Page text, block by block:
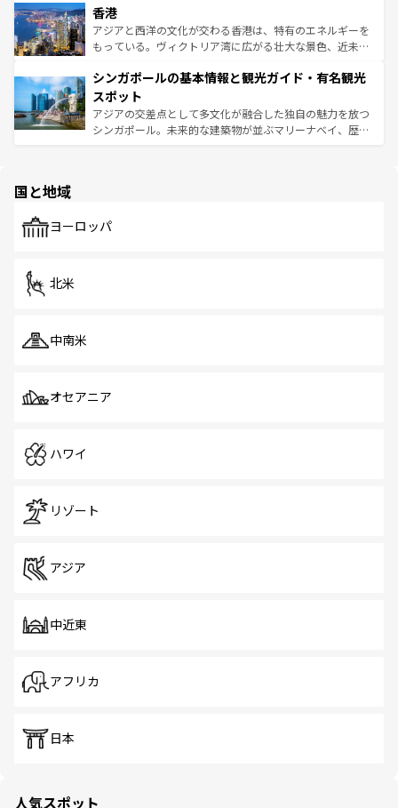
とつ。フォーやバインミー、ベトナムコーヒーなどは、ぜ
ひ現地で味わいたい。どの地域を訪れてもあたたかい人々
が旅行者を迎えてくれるので、きっと忘れられない旅にな
参照してほしい。
の活気が交差している。北部ではチェンマイなどの山岳地
帯で自然と触れ合い、南部ではプーケットやクラビの美し
いビーチでリゾート気分を楽しむことができる。タイ料理
激する。気候は一年中温暖で、どの季節にも異なる楽しみ
が待っている。親しみやすいタイの人々、仏教を中心とし
た文化、そして多様な観光資源が、訪れる旅人を魅了し続
ける。 なお、新着のタイ情報はコンテンツ一覧を参照して
香港
アジアと西洋の文化が交わる香港は、特有のエネルギーを
もっている。ヴィクトリア湾に広がる壮大な景色、近未来
み、どこを訪れても感動するはず。観光スポットが密集し
ており、効率よく見どころを回れるのも魅力。息をのむよ
うな絶景から文化的な体験まで、香港を存分に楽しみ尽く
そう。 なお、新着の香港情報はコンテンツ一覧を参照して
シンガポールの基本情報と観光ガイド・有名観光
スポット
アジアの交差点として多文化が融合した独自の魅力を放つ
シンガポール。未来的な建築物が並ぶマリーナベイ、歴史
で、ホーカーズは地元の風情を楽しめる外せないスポット
国と地域
ヨーロッパ
北米
中南米
オセアニア
ハワイ
リゾート
アジア
中近東
アフリカ
日本
人気スポット